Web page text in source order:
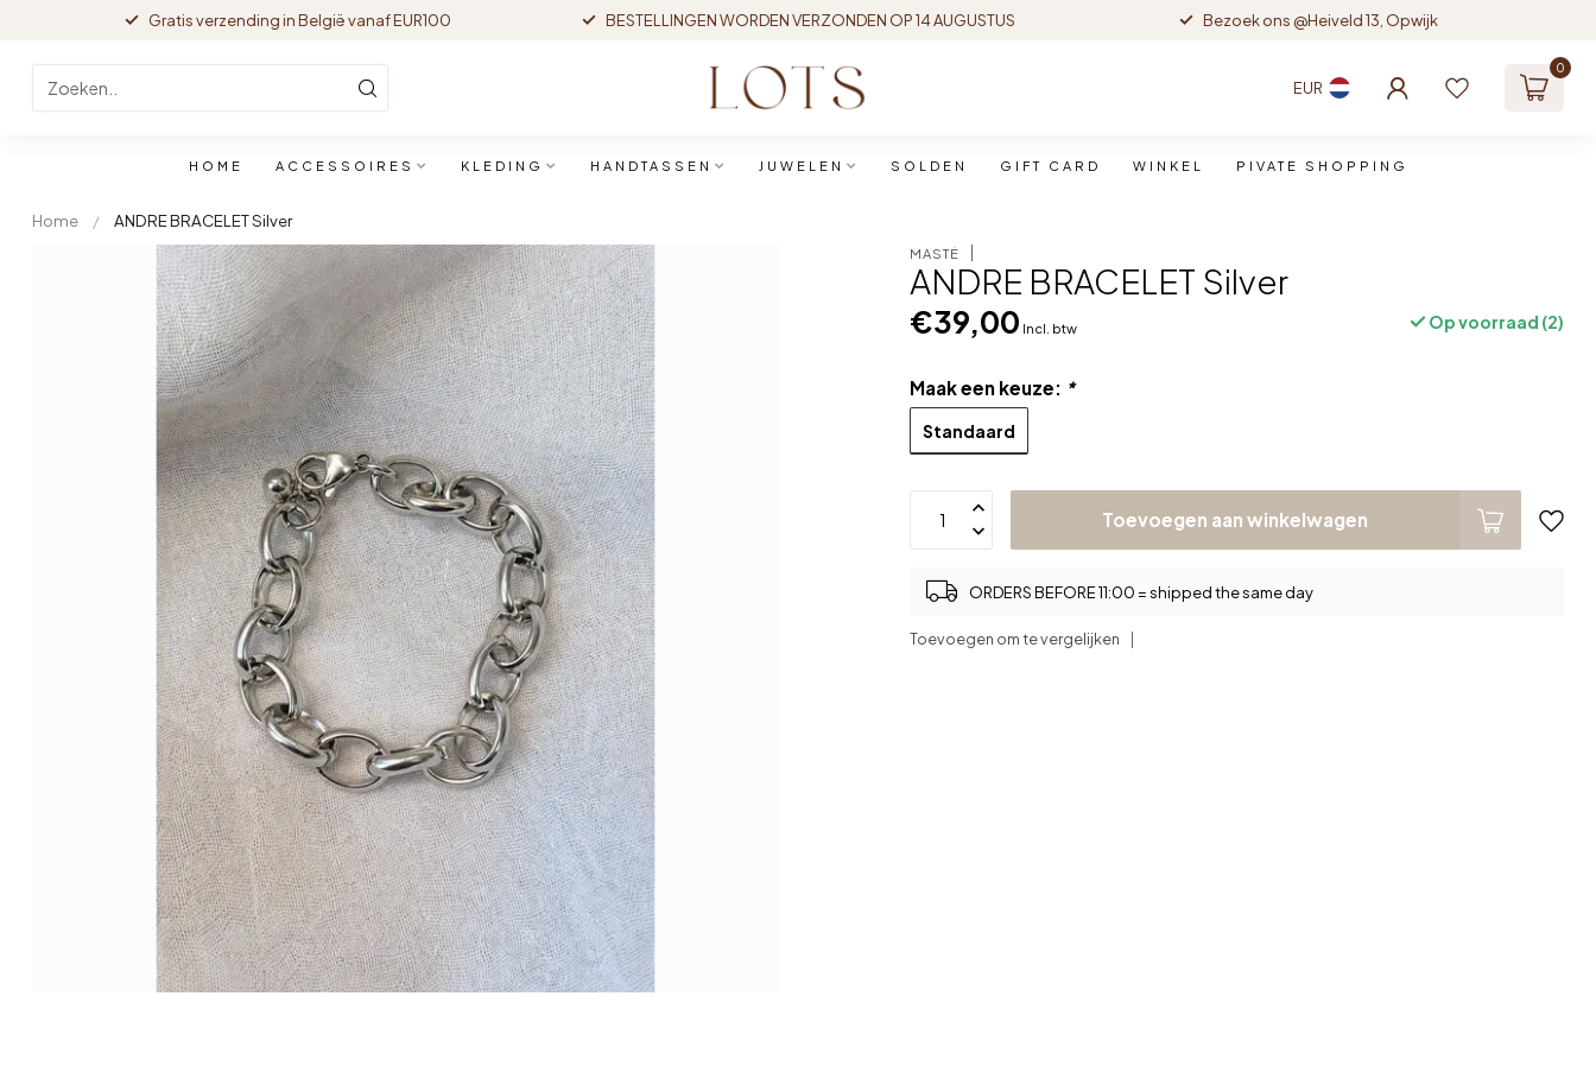
Gratis verzending in België vanaf EUR100 BESTELLINGEN WORDEN VERZONDEN OP 14 AUGUSTUS Bezoek ons @Heiveld 13, Opwijk
EUR
0
HOME ACCESSOIRES KLEDING HANDTASSEN JUWELEN SOLDEN GIFT CARD WINKEL PIVATE SHOPPING
Home / ANDRE BRACELET Silver
MASTÉ
ANDRE BRACELET Silver
€39,00 Incl. btw Op voorraad (2)
Maak een keuze: *
Standaard
Toevoegen aan winkelwagen
ORDERS BEFORE 11:00 = shipped the same day
Toevoegen om te vergelijken